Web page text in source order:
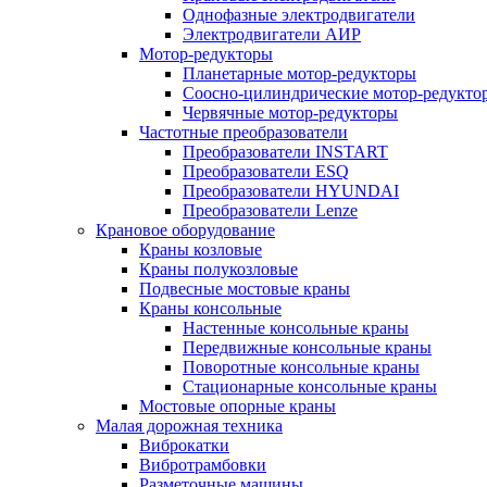
Однофазные электродвигатели
Электродвигатели АИР
Мотор-редукторы
Планетарные мотор-редукторы
Соосно-цилиндрические мотор-
Червячные мотор-редукторы
Частотные преобразователи
Преобразователи INSTART
Преобразователи ESQ
Преобразователи HYUNDAI
Преобразователи Lenze
Крановое оборудование
Краны козловые
Краны полукозловые
Подвесные мостовые краны
Краны консольные
Настенные консольные краны
Передвижные консольные краны
Поворотные консольные краны
Стационарные консольные краны
Мостовые опорные краны
Малая дорожная техника
Виброкатки
Вибротрамбовки